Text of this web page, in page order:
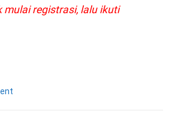
mulai registrasi, lalu ikuti